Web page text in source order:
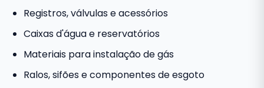
Registros, válvulas e acessórios
Caixas d'água e reservatórios
Materiais para instalação de gás
Ralos, sifões e componentes de esgoto